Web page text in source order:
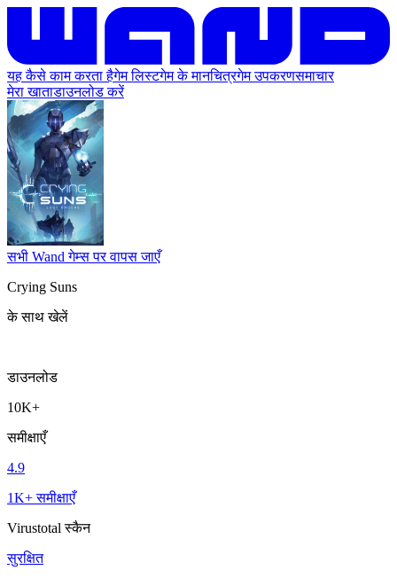
यह कैसे काम करता हैगेम लिस्टगेम के मानचित्रगेम उपकरणसमाचार
मेरा खाताडाउनलोड करें
सभी Wand गेम्स पर वापस जाएँ
Crying Suns
के साथ खेलें
डाउनलोड
10K+
समीक्षाएँ
4.9
1K+ समीक्षाएँ
Virustotal स्कैन
सुरक्षित